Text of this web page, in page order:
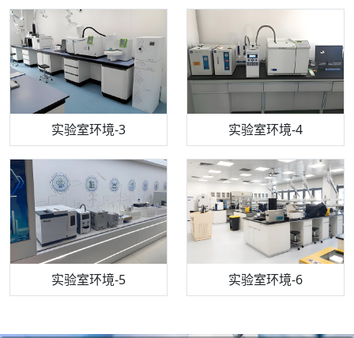
实验室环境-3 实验室环境-4
实验室环境-5 实验室环境-6
机构质检技术员-3 机构质检技术员-4
机构质检技术员-5 机构质检技术员-6
高效液相色谱仪 流式细胞仪
气相色谱仪 万能力学试验仪